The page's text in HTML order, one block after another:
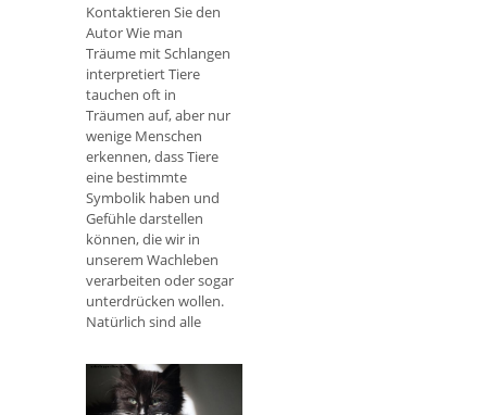
Kontaktieren Sie den
Autor Wie man
Träume mit Schlangen
interpretiert Tiere
tauchen oft in
Träumen auf, aber nur
wenige Menschen
erkennen, dass Tiere
eine bestimmte
Symbolik haben und
Gefühle darstellen
können, die wir in
unserem Wachleben
verarbeiten oder sogar
unterdrücken wollen.
Natürlich sind alle
spezifischen
Eigenschaften
bekannt. Das K